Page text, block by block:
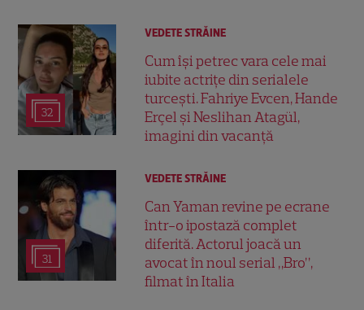
32
VEDETE STRĂINE
Cum își petrec vara cele mai
iubite actrițe din serialele
turcești. Fahriye Evcen, Hande
Erçel și Neslihan Atagül,
imagini din vacanță
31
VEDETE STRĂINE
Can Yaman revine pe ecrane
într-o ipostază complet
diferită. Actorul joacă un
avocat în noul serial „Bro”,
filmat în Italia